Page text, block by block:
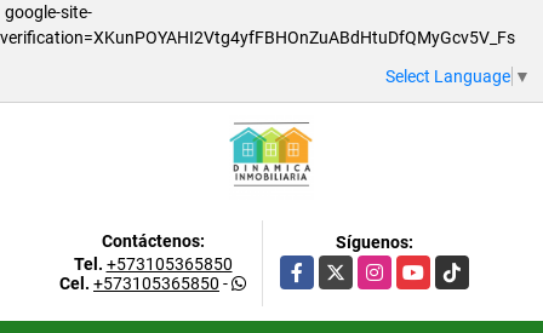
google-site-
verification=XKunPOYAHI2Vtg4yfFBHOnZuABdHtuDfQMyGcv5V_Fs
Select Language ▼
Contáctenos:
Tel. +573105365850
Cel. +573105365850 -
Síguenos:
Facebook
X InstagramYouTubeTikTok